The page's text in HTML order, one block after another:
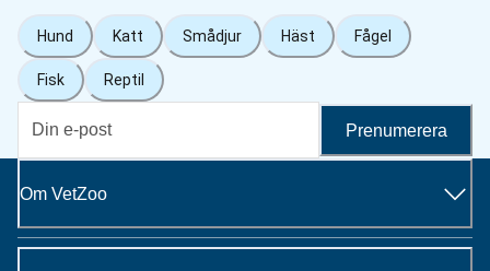
Hund Katt Smådjur Häst Fågel
Fisk Reptil
Prenumerera
Om VetZoo